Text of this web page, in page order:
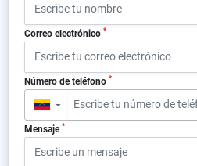
Correo electrónico *
Número de teléfono *
▼
Mensaje *